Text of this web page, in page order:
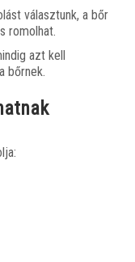
választunk, a bőr
romolhat.
azt kell
bőrnek.